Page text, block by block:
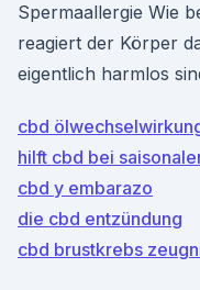
Spermaallergie Wie
reagiert der Körper
eigentlich harmlos
cbd
hilft cbd bei
cbd y embarazo
die cbd entzündung
cbd brustkrebs